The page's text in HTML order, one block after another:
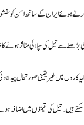
کرتے ہوئے ایران کے ساتھ امن
سے تیل کی سپلائی متاثر
کاروں میں غیر یقینی صورتحال
ہیں۔ تیل کی قیمتوں میں